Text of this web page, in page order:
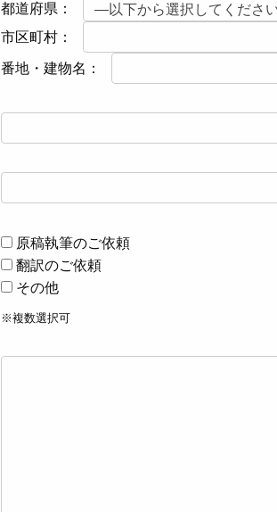
都道府県：
市区町村：
番地・建物名：
原稿執筆のご依頼
翻訳のご依頼
その他
※複数選択可